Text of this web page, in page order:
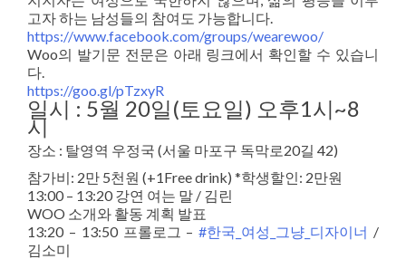
고자 하는 남성들의 참여도 가능합니다.
https://www.facebook.com/groups/wearewoo/
Woo의 발기문 전문은 아래 링크에서 확인할 수 있습니
다.
https://goo.gl/pTzxyR
일시 : 5월 20일(토요일) 오후1시~8
시
장소 : 탈영역 우정국 (서울 마포구 독막로20길 42)
참가비: 2만 5천원 (+1Free drink) *학생할인: 2만원
13:00 – 13:20 강연 여는 말 / 김린
WOO 소개와 활동 계획 발표
13:20 – 13:50 프롤로그 –#한국_여성_그냥_디자이너 /
김소미